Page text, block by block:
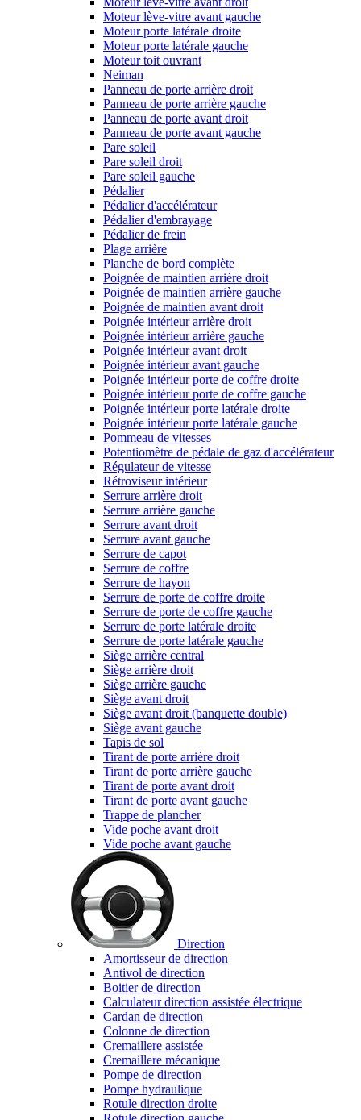
Moteur lève-vitre avant gauche
Moteur porte latérale droite
Moteur porte latérale gauche
Moteur toit ouvrant
Neiman
Panneau de porte arrière droit
Panneau de porte arrière gauche
Panneau de porte avant droit
Panneau de porte avant gauche
Pare soleil
Pare soleil droit
Pare soleil gauche
Pédalier
Pédalier d'accélérateur
Pédalier d'embrayage
Pédalier de frein
Plage arrière
Planche de bord complète
Poignée de maintien arrière droit
Poignée de maintien arrière gauche
Poignée de maintien avant droit
Poignée intérieur arrière droit
Poignée intérieur arrière gauche
Poignée intérieur avant droit
Poignée intérieur avant gauche
Poignée intérieur porte de coffre droite
Poignée intérieur porte de coffre gauche
Poignée intérieur porte latérale droite
Poignée intérieur porte latérale gauche
Pommeau de vitesses
Potentiomètre de pédale de gaz d'accélérateur
Régulateur de vitesse
Rétroviseur intérieur
Serrure arrière droit
Serrure arrière gauche
Serrure avant droit
Serrure avant gauche
Serrure de capot
Serrure de coffre
Serrure de hayon
Serrure de porte de coffre droite
Serrure de porte de coffre gauche
Serrure de porte latérale droite
Serrure de porte latérale gauche
Siège arrière central
Siège arrière droit
Siège arrière gauche
Siège avant droit
Siège avant droit (banquette double)
Siège avant gauche
Tapis de sol
Tirant de porte arrière droit
Tirant de porte arrière gauche
Tirant de porte avant droit
Tirant de porte avant gauche
Trappe de plancher
Vide poche avant droit
Vide poche avant gauche
Direction
Amortisseur de direction
Antivol de direction
Boitier de direction
Calculateur direction assistée électrique
Cardan de direction
Colonne de direction
Cremaillere assistée
Cremaillere mécanique
Pompe de direction
Pompe hydraulique
Rotule direction droite